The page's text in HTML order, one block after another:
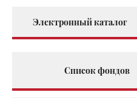
Электронный каталог
Список фондов